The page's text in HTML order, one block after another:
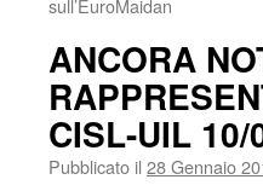
sull’EuroMaidan
ANCORA
CISL-UIL 10/
Pubblicato il 28 Gennaio